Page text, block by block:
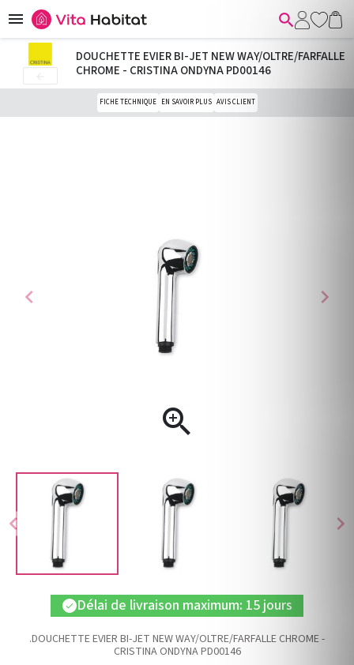
 
chevron_left chevron_right
chevron_left

chevron_right
DOUCHETTE EVIER BI-JET NEW WAY/OLTRE/FARFALLE
CHROME - CRISTINA ONDYNA PD00146
FICHE TECHNIQUE EN SAVOIR PLUS AVIS CLIENT
check Délai de livraison maximum: 15 jours
.DOUCHETTE EVIER BI-JET NEW WAY/OLTRE/FARFALLE CHROME -
CRISTINA ONDYNA PD00146